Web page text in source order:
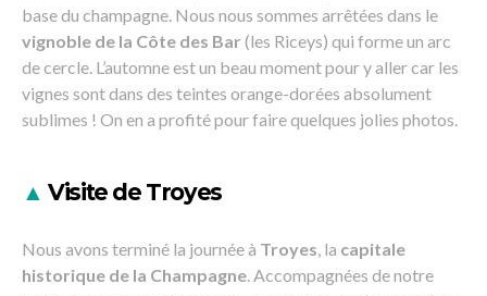
base du champagne. Nous nous sommes arrêtées dans le
vignoble de la Côte des Bar (les Riceys) qui forme un arc
de cercle. L’automne est un beau moment pour y aller car les
vignes sont dans des teintes orange-dorées absolument
sublimes ! On en a profité pour faire quelques jolies photos.
▲Visite de Troyes
Nous avons terminé la journée à Troyes, la capitale
historique de la Champagne. Accompagnées de notre